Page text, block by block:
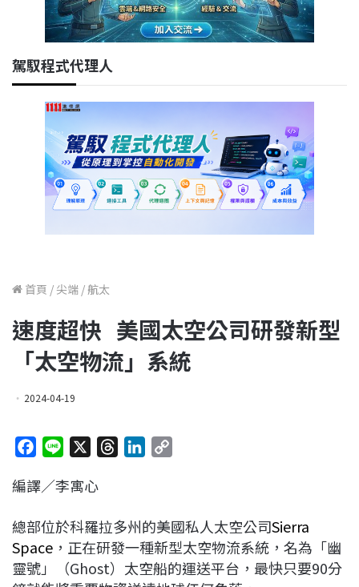
駕馭程式代理人